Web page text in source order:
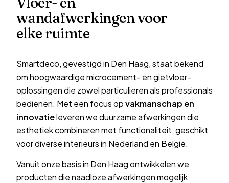
wandafwerkingen voor
elke ruimte
Smartdeco, gevestigd in Den Haag, staat bekend
om hoogwaardige microcement- en gietvloer-
oplossingen die zowel particulieren als professionals
bedienen. Met een focus opvakmanschap en
innovatieleveren we duurzame afwerkingen die
esthetiek combineren met functionaliteit, geschikt
voor diverse interieurs in Nederland en België.
Vanuit onze basis in Den Haag ontwikkelen we
producten die naadloze afwerkingen mogelijk